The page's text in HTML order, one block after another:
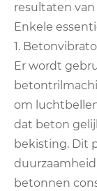
resultaten
Enkele
1.
Er wordt
om
dat beton
bekisting. Dit
betonnen